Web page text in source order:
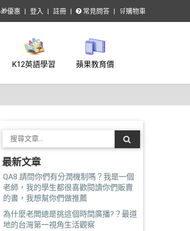
🎁優惠 登入 註冊 常見問答 🛒購物車
K12英語學習 蘋果教育價
最新文章
QA8.請問你們有分潤機制嗎？我是一個
老師，我的學生都很喜歡閱讀你們販賣
的書，我想幫你們做推薦
為什麼老闆總是挑這個時間廣播?？最道
地的台灣第一視角生活觀察